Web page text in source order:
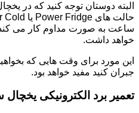
البته دوستان توجه کنید که در
خواهد داشت.
این مورد برای وقت هایی که
جبران کنید مفید خواهد بود.
تعمیر برد الکترونیکی